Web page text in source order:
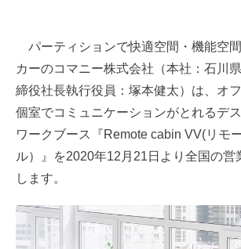
パーティションで快適空間・機能空
カーのコマニー株式会社（本社：石川
締役社長執行役員：塚本健太）は、オ
個室でコミュニケーションがとれるデ
ワークブース『Remote cabin VV(リモ
ル）』を2020年12月21日より全国の営
します。